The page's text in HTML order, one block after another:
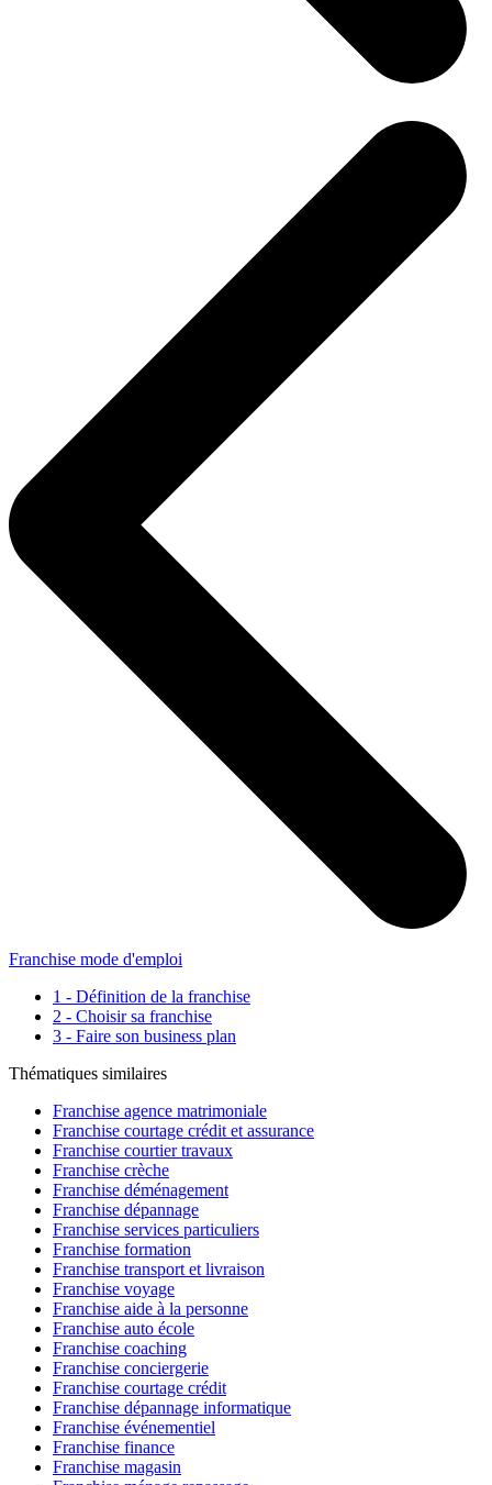
Franchise mode d'emploi
1 - Définition de la franchise
2 - Choisir sa franchise
3 - Faire son business plan
Thématiques similaires
Franchise agence matrimoniale
Franchise courtage crédit et assurance
Franchise courtier travaux
Franchise crèche
Franchise déménagement
Franchise dépannage
Franchise services particuliers
Franchise formation
Franchise transport et livraison
Franchise voyage
Franchise aide à la personne
Franchise auto école
Franchise coaching
Franchise conciergerie
Franchise courtage crédit
Franchise dépannage informatique
Franchise événementiel
Franchise finance
Franchise magasin